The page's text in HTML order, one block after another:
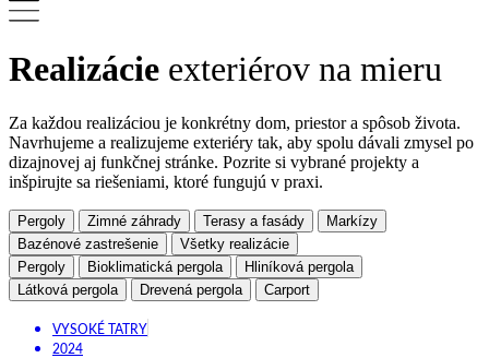
Realizácie exteriérov na mieru
Za každou realizáciou je konkrétny dom, priestor a spôsob života.
Navrhujeme a realizujeme exteriéry tak, aby spolu dávali zmysel po
dizajnovej aj funkčnej stránke. Pozrite si vybrané projekty a
inšpirujte sa riešeniami, ktoré fungujú v praxi.
Pergoly Zimné záhrady Terasy a fasády
Markízy
Bazénové zastrešenie
Všetky realizácie
Pergoly
Bioklimatická pergola
Hliníková pergola
Látková pergola
Drevená pergola Carport
VYSOKÉ TATRY
2024